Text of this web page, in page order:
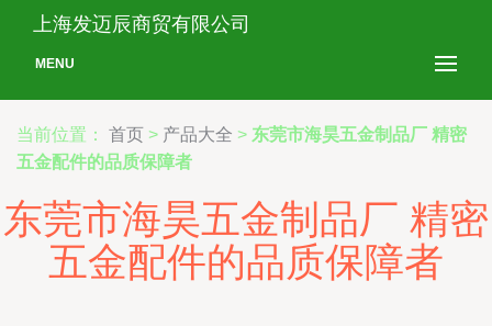
上海发迈辰商贸有限公司
MENU
当前位置： 首页 > 产品大全 > 东莞市海昊五金制品厂 精密
五金配件的品质保障者
东莞市海昊五金制品厂 精密
五金配件的品质保障者